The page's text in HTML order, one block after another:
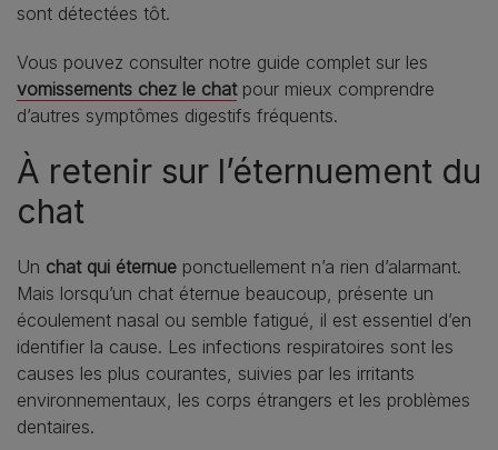
sont détectées tôt.
Vous pouvez consulter notre guide complet sur les
vomissements chez le chatpour mieux comprendre
d’autres symptômes digestifs fréquents.
À retenir sur l’éternuement du
chat
Un chat qui éternue ponctuellement n’a rien d’alarmant.
Mais lorsqu’un chat éternue beaucoup, présente un
écoulement nasal ou semble fatigué, il est essentiel d’en
identifier la cause. Les infections respiratoires sont les
causes les plus courantes, suivies par les irritants
environnementaux, les corps étrangers et les problèmes
dentaires.